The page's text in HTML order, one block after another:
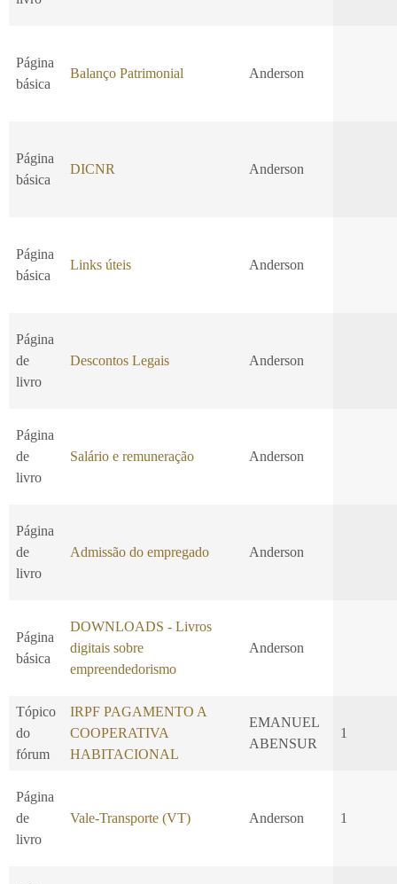
Página
básica
Balanço Patrimonial Anderson
Página
básica
DICNR Anderson
Página
básica
Links úteis Anderson
Página
de
livro
Descontos Legais Anderson
Página
de
livro
Salário e remuneração Anderson
Página
de
livro
Admissão do empregado Anderson
Página
básica
DOWNLOADS - Livros
digitais sobre
empreendedorismo
Anderson
Tópico
do
fórum
IRPF PAGAMENTO A
COOPERATIVA
HABITACIONAL
EMANUEL
ABENSUR
1
Página
de
livro
Vale-Transporte (VT) Anderson 1